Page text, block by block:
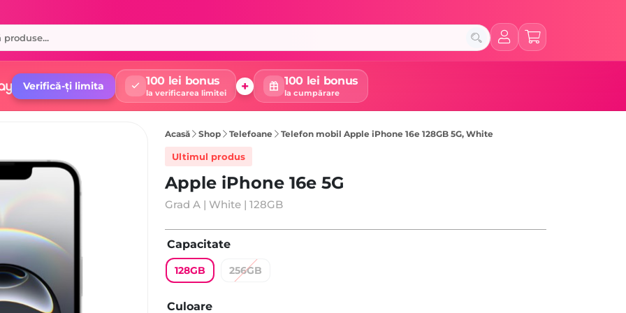
Verifică-ți limita 100 lei bonus
la verificarea limitei + 100 lei bonus
la cumpărare
Acasă Shop Telefoane Telefon mobil Apple iPhone 16e 128GB 5G, White
Ultimul produs
Apple iPhone 16e 5G
Grad A | White | 128GB
Capacitate
128GB 256GB
Culoare